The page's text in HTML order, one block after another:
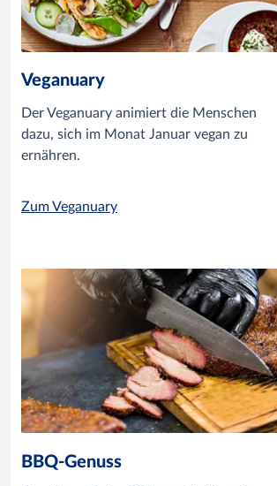
Veganuary
Der Veganuary animiert die Menschen
dazu, sich im Monat Januar vegan zu
ernähren.
Zum Veganuary
BBQ-Genuss